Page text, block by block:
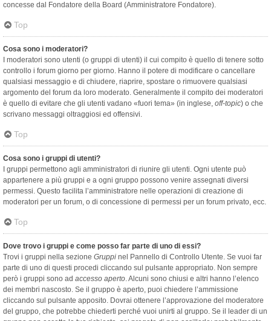
concesse dal Fondatore della Board (Amministratore Fondatore).
Top
Cosa sono i moderatori?
I moderatori sono utenti (o gruppi di utenti) il cui compito è quello di tenere sotto
controllo i forum giorno per giorno. Hanno il potere di modificare o cancellare
qualsiasi messaggio e di chiudere, riaprire, spostare o rimuovere qualsiasi
argomento del forum da loro moderato. Generalmente il compito dei moderatori
è quello di evitare che gli utenti vadano «fuori tema» (in inglese, off-topic) o che
scrivano messaggi oltraggiosi ed offensivi.
Top
Cosa sono i gruppi di utenti?
I gruppi permettono agli amministratori di riunire gli utenti. Ogni utente può
appartenere a più gruppi e a ogni gruppo possono venire assegnati diversi
permessi. Questo facilita l’amministratore nelle operazioni di creazione di
moderatori per un forum, o di concessione di permessi per un forum privato, ecc.
Top
Dove trovo i gruppi e come posso far parte di uno di essi?
Trovi i gruppi nella sezione Gruppi nel Pannello di Controllo Utente. Se vuoi far
parte di uno di questi procedi cliccando sul pulsante appropriato. Non sempre
però i gruppi sono ad accesso aperto. Alcuni sono chiusi e altri hanno l’elenco
dei membri nascosto. Se il gruppo è aperto, puoi chiedere l’ammissione
cliccando sul pulsante apposito. Dovrai ottenere l’approvazione del moderatore
del gruppo, che potrebbe chiederti perché vuoi unirti al gruppo. Se il leader di un